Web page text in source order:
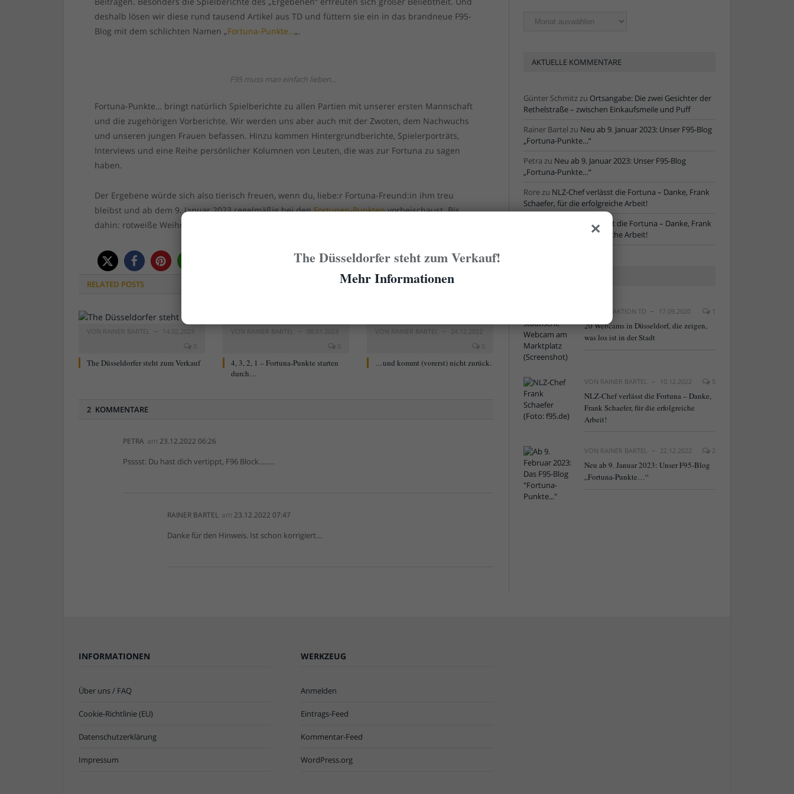
deshalb lösen wir diese rund tausend Artikel aus TD und füttern sie ein in das brandneue F95-
Blog mit dem schlichten Namen „Fortuna-Punkte…„.
F95 muss man einfach lieben…
Fortuna-Punkte… bringt natürlich Spielberichte zu allen Partien mit unserer ersten Mannschaft
und die zugehörigen Vorberichte. Wir werden uns aber auch mit der Zwoten, dem Nachwuchs
und unseren jungen Frauen befassen. Hinzu kommen Hintergrundberichte, Spielerporträts,
Interviews und eine Reihe persönlicher Kolumnen von Leuten, die was zur Fortuna zu sagen
haben.
Der Ergebene würde sich also tierisch freuen, wenn du, liebe:r Fortuna-Freund:in ihm treu
bleibst und ab dem 9. Januar 2023 regelmäßig bei denFortunen-Punktenvorbeischaust. Bis
dahin: rotweiße Weihnachten und einen fortunistischen Rutsch!
RELATED POSTS
VON RAINER BARTEL
14.02.2023
0
The Düsseldorfer steht zum Verkauf
VON RAINER BARTEL
08.01.2023
0
4, 3, 2, 1 – Fortuna-Punkte starten
durch…
VON RAINER BARTEL
24.12.2022
0
…und kommt (vorerst) nicht zurück.
2 KOMMENTARE
PETRA am 23.12.2022 06:26
Psssst: Du hast dich vertippt, F96 Block……..
RAINER BARTEL am 23.12.2022 07:47
Danke für den Hinweis. Ist schon korrigiert…
Ältere
AKTUELLE KOMMENTARE
Günter Schmitzzu Ortsangabe: Die zwei Gesichter der
Rethelstraße – zwischen Einkaufsmeile und Puff
Rainer Bartel zu Neu ab 9. Januar 2023: Unser F95-Blog
„Fortuna-Punkte…“
Petra zu Neu ab 9. Januar 2023: Unser F95-Blog
„Fortuna-Punkte…“
Rorezu NLZ-Chef verlässt die Fortuna – Danke, Frank
Schaefer, für die erfolgreiche Arbeit!
NLZ-Chef verlässt die Fortuna – Danke, Frank
Schaefer, für die erfolgreiche Arbeit!
REDAKTION TD 17.09.2020 1
20 Webcams in Düsseldorf, die zeigen,
was los ist in der Stadt
VON RAINER BARTEL 10.12.2022 5
NLZ-Chef verlässt die Fortuna – Danke,
Frank Schaefer, für die erfolgreiche
Arbeit!
VON RAINER BARTEL 22.12.2022 2
Neu ab 9. Januar 2023: Unser F95-Blog
„Fortuna-Punkte…“
INFORMATIONEN
Über uns / FAQ
Cookie-Richtlinie (EU)
Datenschutzerklärung
Impressum
WERKZEUG
Anmelden
Eintrags-Feed
Kommentar-Feed
WordPress.org
×
The Düsseldorfer steht zum Verkauf!
Mehr Informationen